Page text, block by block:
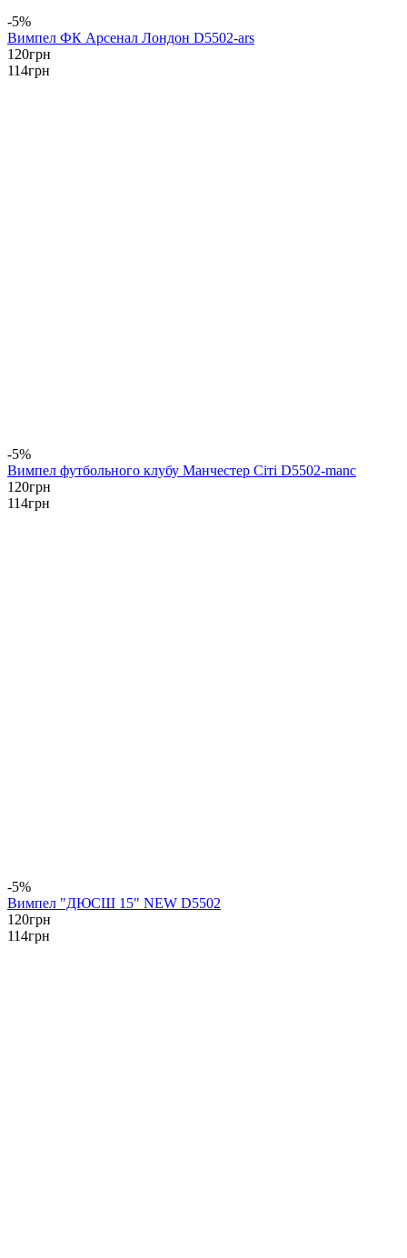
-5%
Вимпел ФК Арсенал Лондон D5502-ars
120грн
114грн
-5%
Вимпел футбольного клубу Манчестер Сіті D5502-manc
120грн
114грн
-5%
Вимпел "ДЮСШ 15" NEW D5502
120грн
114грн